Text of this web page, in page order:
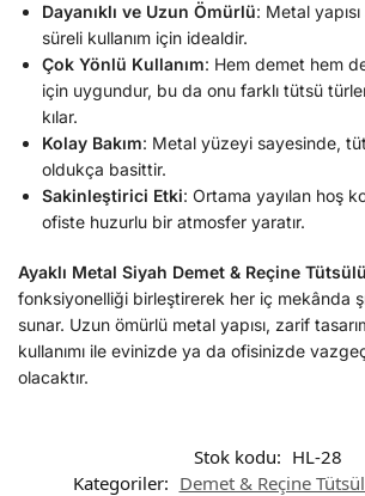
Dayanıklı ve Uzun Ömürlü: Metal
süreli kullanım için idealdir.
Çok Yönlü Kullanım: Hem demet hem
için uygundur, bu da onu farklı tütsü
kılar.
Kolay Bakım: Metal yüzeyi sayesinde,
oldukça basittir.
Sakinleştirici Etki: Ortama yayılan hoş
ofiste huzurlu bir atmosfer yaratır.
Ayaklı Metal Siyah Demet & Reçine
fonksiyonelliği birleştirerek her iç mekânda
sunar. Uzun ömürlü metal yapısı, zarif
kullanımı ile evinizde ya da ofisinizde
olacaktır.
Stok kodu: HL-28
Kategoriler: Demet & Reçine